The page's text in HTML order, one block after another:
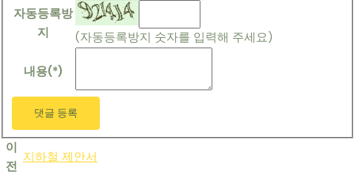
자동등록방
지
(자동등록방지 숫자를 입력해 주세요)
내용(*)
댓글 등록
이
전
지하철 제안서